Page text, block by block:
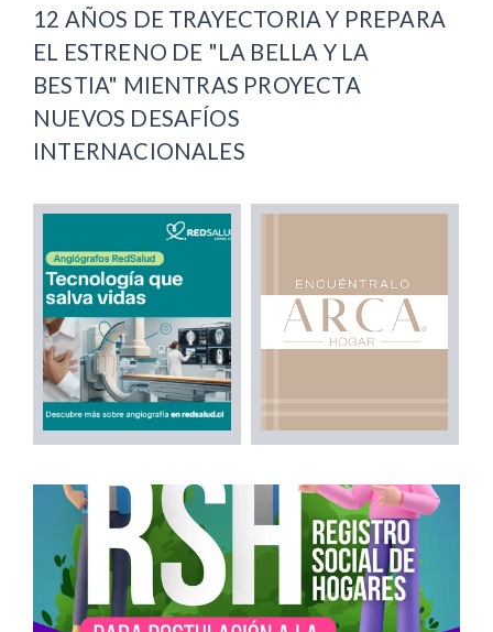
12 AÑOS DE TRAYECTORIA Y PREPARA
EL ESTRENO DE "LA BELLA Y LA
BESTIA" MIENTRAS PROYECTA
NUEVOS DESAFÍOS
INTERNACIONALES